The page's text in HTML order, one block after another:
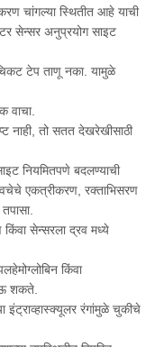
चांगल्या स्थितीत आहे याची
सेन्सर अनुप्रयोग साइट
टेप ताणू नका. यामुळे
वाचा.
नाही, तो सतत देखरेखीसाठी
नियमितपणे बदलण्याची
एकत्रीकरण, रक्ताभिसरण
सेन्सरला द्रव मध्ये
किंवा
शकते.
इंट्राव्हास्क्यूलर रंगांमुळे चुकीचे